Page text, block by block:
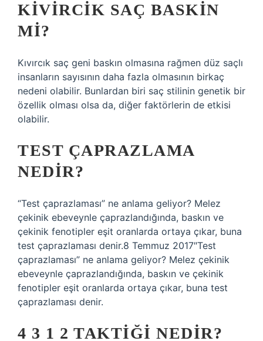
KIVIRCIK SAÇ BASKIN
MI?
Kıvırcık saç geni baskın olmasına rağmen düz saçlı
insanların sayısının daha fazla olmasının birkaç
nedeni olabilir. Bunlardan biri saç stilinin genetik bir
özellik olması olsa da, diğer faktörlerin de etkisi
olabilir.
TEST ÇAPRAZLAMA
NEDIR?
“Test çaprazlaması” ne anlama geliyor? Melez
çekinik ebeveynle çaprazlandığında, baskın ve
çekinik fenotipler eşit oranlarda ortaya çıkar, buna
test çaprazlaması denir.8 Temmuz 2017″Test
çaprazlaması” ne anlama geliyor? Melez çekinik
ebeveynle çaprazlandığında, baskın ve çekinik
fenotipler eşit oranlarda ortaya çıkar, buna test
çaprazlaması denir.
4 3 1 2 TAKTIĞI NEDIR?